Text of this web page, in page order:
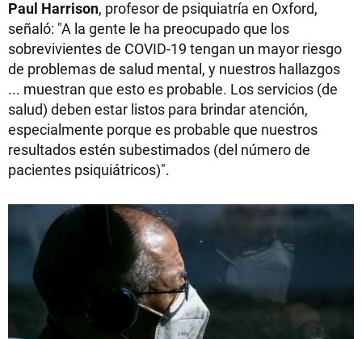
Paul Harrison, profesor de psiquiatría en Oxford,
señaló: "A la gente le ha preocupado que los
sobrevivientes de COVID-19 tengan un mayor riesgo
de problemas de salud mental, y nuestros hallazgos
... muestran que esto es probable. Los servicios (de
salud) deben estar listos para brindar atención,
especialmente porque es probable que nuestros
resultados estén subestimados (del número de
pacientes psiquiátricos)".